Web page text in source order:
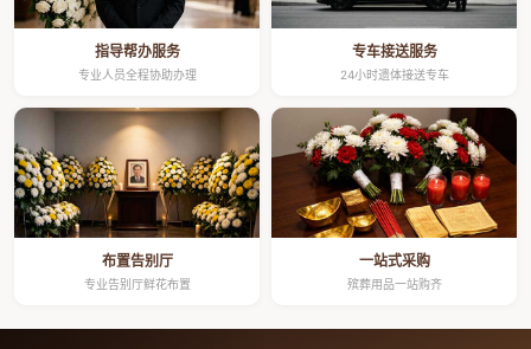
指导帮办服务
专业人员全程协助办理
专车接送服务
24小时遗体接送专车
布置告别厅
专业告别厅鲜花布置
一站式采购
殡葬用品一站购齐